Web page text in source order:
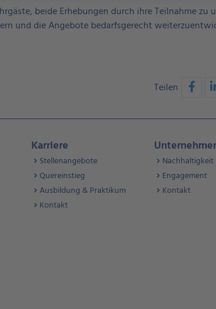
beide Erhebungen durch ihre Teilnahme
und die Angebote bedarfsgerecht
Teilen
Karriere
Stellenangebote
Quereinstieg
Ausbildung & Praktikum
Kontakt
Nachhaltigkeit
Engagement
Kontakt